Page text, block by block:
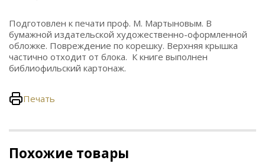
Подготовлен к печати проф. М. Мартыновым. В
бумажной издательской художественно-оформленной
обложке. Повреждение по корешку. Верхняя крышка
частично отходит от блока. К книге выполнен
библиофильский картонаж.
Печать
Похожие товары